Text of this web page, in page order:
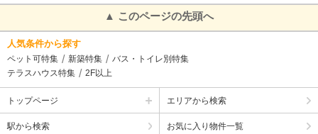
▲ このページの先頭へ
人気条件から探す
ペット可特集 新築特集
バス・トイレ別特集
テラスハウス特集
2F以上
トップページ エリアから検索
駅から検索 お気に入り物件一覧